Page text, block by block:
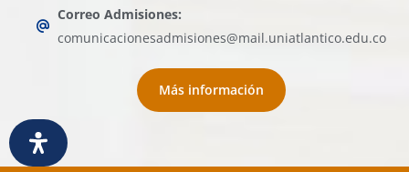
Correo Admisiones:
comunicacionesadmisiones@mail.uniatlantico.edu.co
Más información